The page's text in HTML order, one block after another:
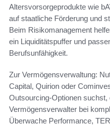
Altersvorsorgeprodukte wie
auf staatliche Förderung und
Beim Risikomanagement
ein Liquiditätspuffer und
Berufsunfähigkeit.
Zur Vermögensverwaltung:
Capital, Quirion oder
Outsourcing-Optionen
Vermögensverwalter bei
Überwache Performance,